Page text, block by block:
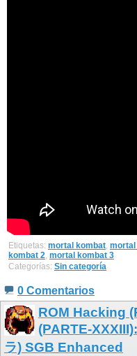
Etiquetas: mortal kombat mortal
kombat 2 mortal kombat 3
Categorías: Sin categoría
0 Comentarios
ROM Hacking
(PARTE-
ラ) SGB Enhanced